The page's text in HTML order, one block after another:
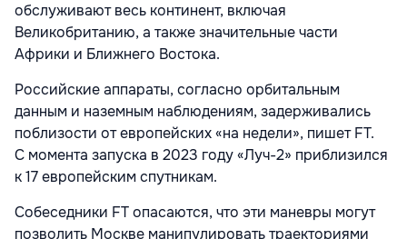
обслуживают весь континент, включая
Великобританию, а также значительные части
Африки и Ближнего Востока.
Российские аппараты, согласно орбитальным
данным и наземным наблюдениям, задерживались
поблизости от европейских «на недели», пишет FT.
С момента запуска в 2023 году «Луч-2» приблизился
к 17 европейским спутникам.
Собеседники FT опасаются, что эти маневры могут
позволить Москве манипулировать траекториями